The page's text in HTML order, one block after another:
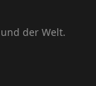
der Welt.